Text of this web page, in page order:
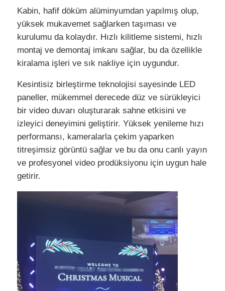
VR Gösterisi
Hakkımızda
Fabrika turu
Kalite kontrolü
Bize Ulaşın
Bir İndirim İste
LED Video Duvar Ekranı
Kabin, hafif döküm alüminyumdan yapılmış olup,
yüksek mukavemet sağlarken taşıması ve
kurulumu da kolaydır. Hızlı kilitleme sistemi, hızlı
montaj ve demontaj imkanı sağlar, bu da özellikle
kiralama işleri ve sık nakliye için uygundur.
Kesintisiz birleştirme teknolojisi sayesinde LED
paneller, mükemmel derecede düz ve sürükleyici
bir video duvarı oluşturarak sahne etkisini ve
izleyici deneyimini geliştirir. Yüksek yenileme hızı
performansı, kameralarla çekim yaparken
titreşimsiz görüntü sağlar ve bu da onu canlı yayın
ve profesyonel video prodüksiyonu için uygun hale
getirir.